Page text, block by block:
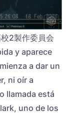
2製作委員会
y aparece
a dar un
ni oír a
llamada está
uno de los